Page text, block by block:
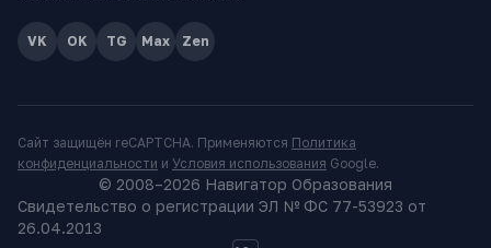
VK OK TG Max Zen
Сайт защищён reCAPTCHA. Применяются Политика
конфиденциальности и Условия использования Google.
© 2008–2026 Навигатор Образования
Свидетельство о регистрации ЭЛ № ФС 77-53923 от
26.04.2013